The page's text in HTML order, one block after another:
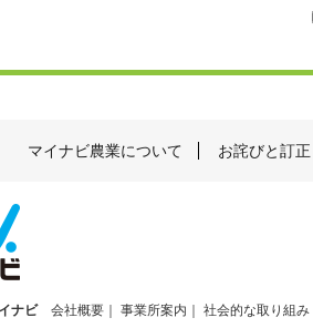
マイナビ農業について お詫びと訂正
ナビ 会社概要 事業所案内 社会的な取り組み